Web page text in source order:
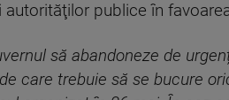
autorităţilor publice în
să abandoneze de
care trebuie să se bucure